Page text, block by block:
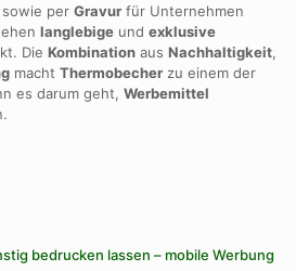
sowie per Gravur für Unternehmen
langlebige und exklusive
Die Kombination aus Nachhaltigkeit,
macht Thermobecher zu einem der
es darum geht, Werbemittel
bedrucken lassen – mobile Werbung